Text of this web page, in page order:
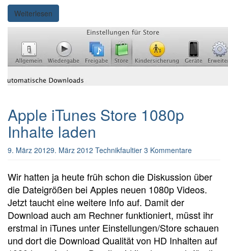
Weiterlesen
Apple iTunes Store 1080p
Inhalte laden
9. März 20129. März 2012 Technikfaultier 3 Kommentare
Wir hatten ja heute früh schon die Diskussion über
die Dateigrößen bei Apples neuen 1080p Videos.
Jetzt taucht eine weitere Info auf. Damit der
Download auch am Rechner funktioniert, müsst ihr
erstmal in iTunes unter Einstellungen/Store schauen
und dort die Download Qualität von HD Inhalten auf